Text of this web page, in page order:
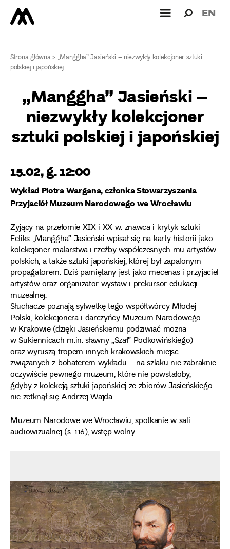
dla: EN
Strona główna>„Manggha” Jasieński – niezwykły kolekcjoner sztuki
polskiej i japońskiej
„Manggha” Jasieński –
niezwykły kolekcjoner
sztuki polskiej i japońskiej
15.02, g. 12:00
Wykład Piotra Wargana, członka Stowarzyszenia
Przyjaciół Muzeum Narodowego we Wrocławiu
Żyjący na przełomie XIX i XX w. znawca i krytyk sztuki
Feliks „Manggha” Jasieński wpisał się na karty historii jako
kolekcjoner malarstwa i rzeźby współczesnych mu artystów
polskich, a także sztuki japońskiej, której był zapalonym
propagatorem. Dziś pamiętany jest jako mecenas i przyjaciel
artystów oraz organizator wystaw i prekursor edukacji
muzealnej.
Słuchacze poznają sylwetkę tego współtwórcy Młodej
Polski, kolekcjonera i darczyńcy Muzeum Narodowego
w Krakowie (dzięki Jasieńskiemu podziwiać można
w Sukiennicach m.in. sławny „Szał” Podkowińskiego)
oraz wyruszą tropem innych krakowskich miejsc
związanych z bohaterem wykładu – na szlaku nie zabraknie
oczywiście pewnego muzeum, które nie powstałoby,
gdyby z kolekcją sztuki japońskiej ze zbiorów Jasieńskiego
nie zetknął się Andrzej Wajda…
Muzeum Narodowe we Wrocławiu, spotkanie w sali
audiowizualnej (s. 116), wstęp wolny.